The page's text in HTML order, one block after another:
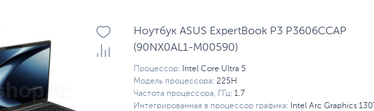
Ноутбук ASUS ExpertBook P3 P3606CCAP
(90NX0AL1-M00590)
Процессор:
Intel Core Ultra 5
Модель процессора: 225H
Частота процессора, ГГц: 1.7
Интегрированная в процессор графика:
Intel Arc Graphics 130T